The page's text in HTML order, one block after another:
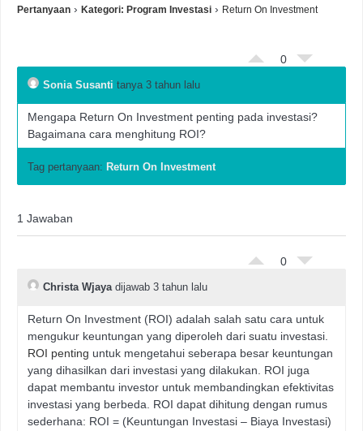
Pertanyaan › Kategori: Program Investasi › Return On Investment
0
Sonia Susanti tanya 3 tahun lalu
Mengapa Return On Investment penting pada investasi?
Bagaimana cara menghitung ROI?
Tag pertanyaan: Return On Investment
1 Jawaban
0
Christa Wjayadijawab 3 tahun lalu
Return On Investment (ROI) adalah salah satu cara untuk
mengukur keuntungan yang diperoleh dari suatu investasi.
ROI penting untuk mengetahui seberapa besar keuntungan
yang dihasilkan dari investasi yang dilakukan. ROI juga
dapat membantu investor untuk membandingkan efektivitas
investasi yang berbeda. ROI dapat dihitung dengan rumus
sederhana: ROI = (Keuntungan Investasi – Biaya Investasi)